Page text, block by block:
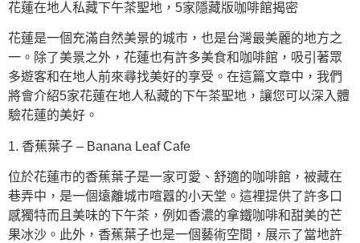
花蓮在地人私藏下午茶聖地，5家隱藏版咖啡館揭密
花蓮是一個充滿自然美景的城市，也是台灣最美麗的地方之
一。除了美景之外，花蓮也有許多美食和咖啡館，吸引著眾
多遊客和在地人前來尋找美好的享受。在這篇文章中，我們
將會介紹5家花蓮在地人私藏的下午茶聖地，讓您可以深入體
驗花蓮的美好。
1. 香蕉葉子 – Banana Leaf Cafe
位於花蓮市的香蕉葉子是一家可愛、舒適的咖啡館，被藏在
巷弄中，是一個遠離城市喧囂的小天堂。這裡提供了許多口
感獨特而且美味的下午茶，例如香濃的拿鐵咖啡和甜美的芒
果冰沙。此外，香蕉葉子也是一個藝術空間，展示了當地許